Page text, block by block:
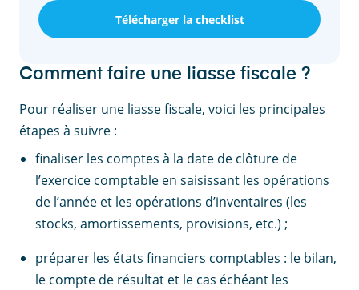
Télécharger la checklist
Comment faire une liasse fiscale ?
Pour réaliser une liasse fiscale, voici les principales
étapes à suivre :
finaliser les comptes à la date de clôture de
l’exercice comptable en saisissant les opérations
de l’année et les opérations d’inventaires (les
stocks, amortissements, provisions, etc.) ;
préparer les états financiers comptables : le bilan,
le compte de résultat et le cas échéant les